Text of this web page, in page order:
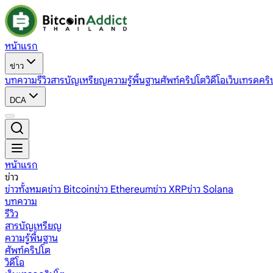
หน้าแรก
ข่าว
บทความรีวิวสารบัญเหรียญความรู้พื้นฐานศัพท์คริปโตวิดีโอเว็บเทรดค
DCA
หน้าแรก
ข่าว
ข่าวทั้งหมดข่าว Bitcoinข่าว Ethereumข่าว XRPข่าว Solana
บทความ
รีวิว
สารบัญเหรียญ
ความรู้พื้นฐาน
ศัพท์คริปโต
วิดีโอ